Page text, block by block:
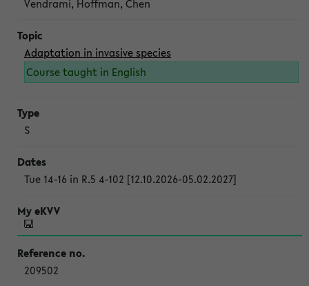
Vendrami, Hoffman, Chen
Adaptation in invasive species
Course taught in English
S
Tue 14-16 in R.5 4-102 [12.10.2026-05.02.2027]
209502